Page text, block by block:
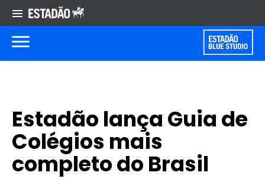
Estadão lança Guia de
Colégios mais
completo do Brasil